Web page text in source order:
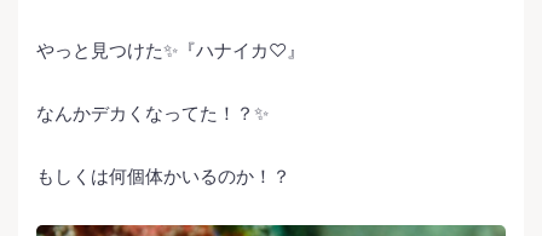
やっと見つけた✨『ハナイカ♡』
なんかデカくなってた！？✨
もしくは何個体かいるのか！？